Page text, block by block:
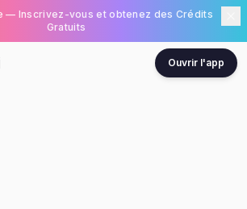
— Inscrivez-vous et obtenez des Crédits
Gratuits
Ouvrir l'app